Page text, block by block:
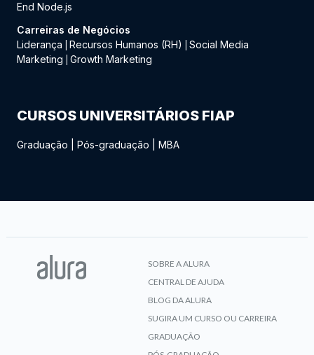
End Node.js
Carreiras de Negócios
Liderança
Recursos Humanos (RH)
Social Media
Marketing
Growth Marketing
CURSOS UNIVERSITÁRIOS FIAP
Graduação Pós-graduação MBA
SOBRE A ALURA
CENTRAL DE AJUDA
BLOG DA ALURA
SUGIRA UM CURSO OU CARREIRA
GRADUAÇÃO